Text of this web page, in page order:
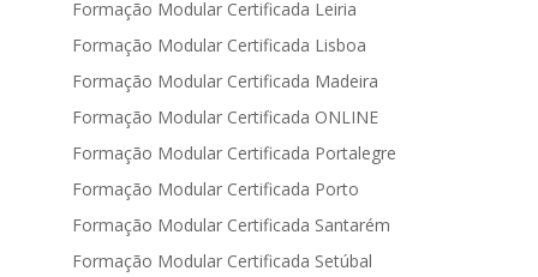
Formação Modular Certificada Leiria
Formação Modular Certificada Lisboa
Formação Modular Certificada Madeira
Formação Modular Certificada ONLINE
Formação Modular Certificada Portalegre
Formação Modular Certificada Porto
Formação Modular Certificada Santarém
Formação Modular Certificada Setúbal